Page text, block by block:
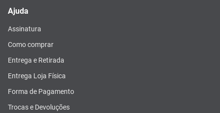
Ajuda
Assinatura
Como comprar
Entrega e Retirada
Entrega Loja Física
Forma de Pagamento
Trocas e Devoluções